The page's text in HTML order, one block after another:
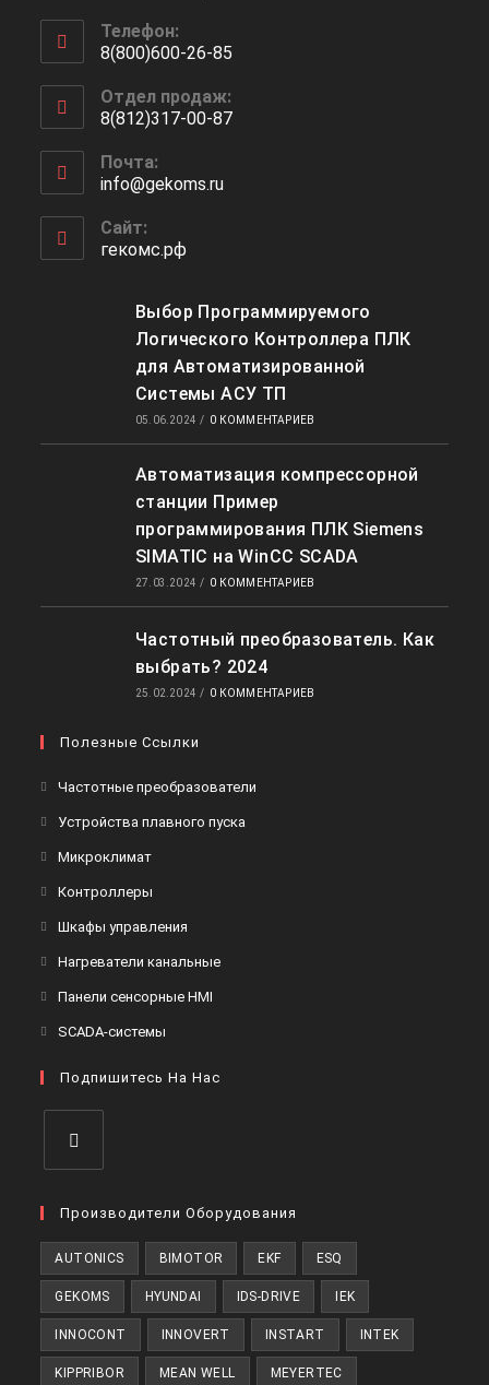
Телефон:
8(800)600-26-85
в
вашем
приложении
Отдел продаж:
8(812)317-00-87
в
вашем
приложении
Почта:
info@gekoms.ruОткроется
Сайт:
гекомс.рф
Выбор Программируемого
Логического Контроллера ПЛК
для Автоматизированной
Системы АСУ ТП
05.06.2024 / 0 КОММЕНТАРИЕВ
Автоматизация компрессорной
станции Пример
программирования ПЛК Siemens
SIMATIC на WinCC SCADA
27.03.2024 / 0 КОММЕНТАРИЕВ
Частотный преобразователь. Как
выбрать? 2024
25.02.2024 / 0 КОММЕНТАРИЕВ
Полезные Ссылки
Частотные преобразователи
Устройства плавного пуска
МикроклиматОткроется
вкладке
Контроллеры
вкладке
Шкафы управления
вкладке
Нагреватели канальныеОткроется
Панели сенсорные HMI
вкладке
SCADA-системы
новой
Подпишитесь На Нас
в
вкладке
Производители Оборудования
AUTONICS BIMOTOR EKF ESQ
GEKOMS HYUNDAI IDS-DRIVE IEK
INNOCONT INNOVERT INSTART INTEK
KIPPRIBOR MEAN WELL MEYERTEC